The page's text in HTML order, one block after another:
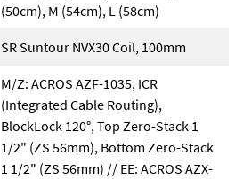
(50cm), M (54cm), L (58cm)
SR Suntour NVX30 Coil, 100mm
M/Z: ACROS AZF-1035, ICR
(Integrated Cable Routing),
BlockLock 120°, Top Zero-Stack 1
1/2" (ZS 56mm), Bottom Zero-Stack
1 1/2" (ZS 56mm) // EE: ACROS AZX-